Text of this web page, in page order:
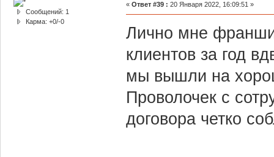
Сообщений: 1
Карма: +0/-0
« Ответ #39 : 20 Января 2022, 16:09:51 »
Лично мне
клиентов за год
мы вышли на
Проволочек с
договора четко